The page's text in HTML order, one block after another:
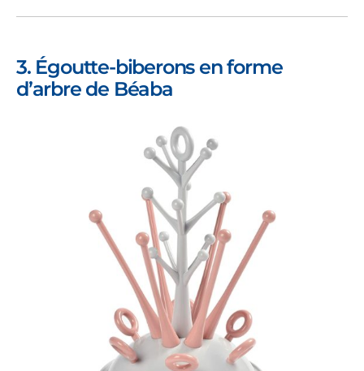
3. Égoutte-biberons en forme
d’arbre de Béaba